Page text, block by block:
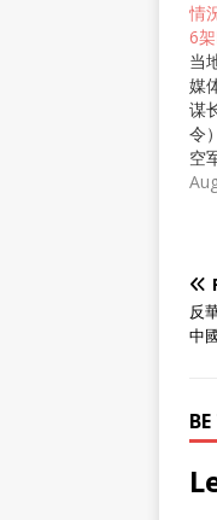
情
6
当
媒
谋
令
空
空
战
17
和
造
于
落
图
认
反
中